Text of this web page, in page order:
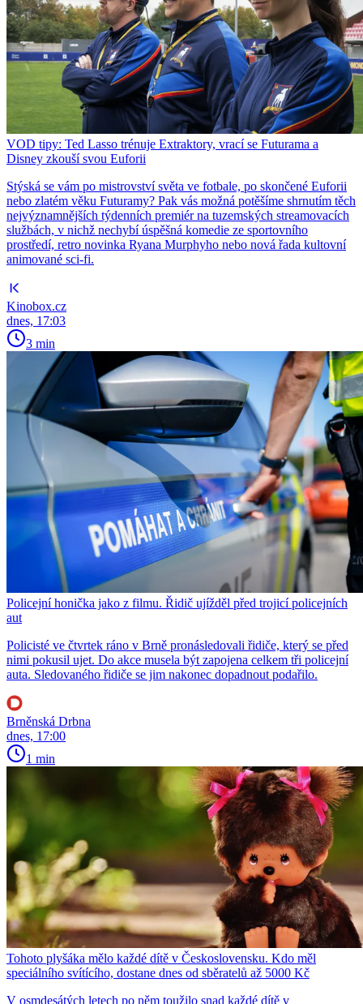
VOD tipy: Ted Lasso trénuje Extraktory, vrací se Futurama a
Disney zkouší svou Euforii
Stýská se vám po mistrovství světa ve fotbale, po skončené Euforii
nebo zlatém věku Futuramy? Pak vás možná potěšíme shrnutím těch
nejvýznamnějších týdenních premiér na tuzemských streamovacích
službách, v nichž nechybí úspěšná komedie ze sportovního
prostředí, retro novinka Ryana Murphyho nebo nová řada kultovní
animované sci-fi.
Kinobox.cz
dnes, 17:03
3 min
Policejní honička jako z filmu. Řidič ujížděl před trojicí policejních
aut
Policisté ve čtvrtek ráno v Brně pronásledovali řidiče, který se před
nimi pokusil ujet. Do akce musela být zapojena celkem tři policejní
auta. Sledovaného řidiče se jim nakonec dopadnout podařilo.
Brněnská Drbna
dnes, 17:00
1 min
Tohoto plyšáka mělo každé dítě v Československu. Kdo měl
speciálního svítícího, dostane dnes od sběratelů až 5000 Kč
V osmdesátých letech po něm toužilo snad každé dítě v